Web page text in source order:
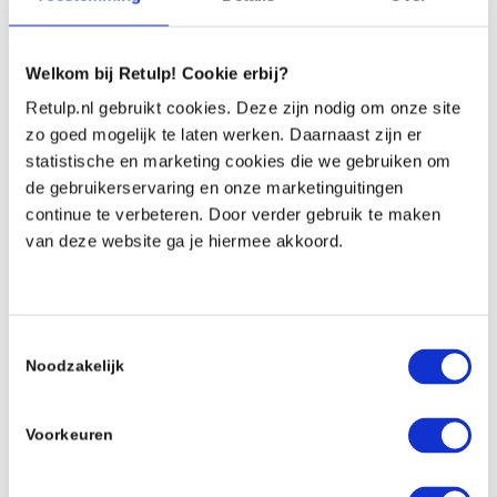
Welkom bij Retulp! Cookie erbij?
Retulp.nl gebruikt cookies. Deze zijn nodig om onze site
zo goed mogelijk te laten werken. Daarnaast zijn er
statistische en marketing cookies die we gebruiken om
de gebruikerservaring en onze marketinguitingen
continue te verbeteren. Door verder gebruik te maken
van deze website ga je hiermee akkoord.
Noodzakelijk
Voorkeuren
Actie ondernemen voor de planeet
De verhalen van astronauten die als milieuactivisten
sterker worden. Hoewel niet iedereen de ruimte kan
bewustere keuzes te maken in ons dagelijks leven.
Onze verantwoordelijkheid voor de planeet is groot,
en door ons in te zetten voor duurzaamheid, kunnen